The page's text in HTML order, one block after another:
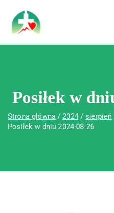
Wojewódzki
Św. Rafała w
Posiłek w
Strona główna 2024 sierpień
Posiłek w dniu 2024-08-26